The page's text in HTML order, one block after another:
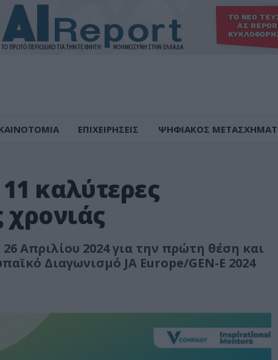
ΕΠΙΧΕΙΡΗΣΕΙΣ ΨΗΦΙΑΚΟΣ
11 καλύτερες
Απριλίου 2024 για την πρώτη θέση και
Διαγωνισμό JA Europe/GEN-E 2024